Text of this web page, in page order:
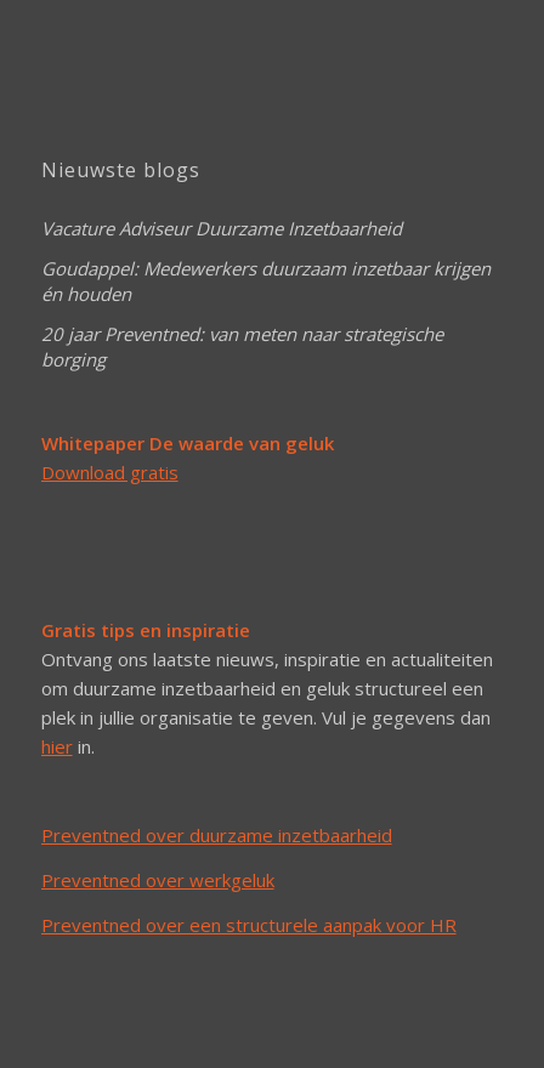
Nieuwste blogs
Vacature Adviseur Duurzame Inzetbaarheid
Goudappel: Medewerkers duurzaam inzetbaar krijgen
én houden
20 jaar Preventned: van meten naar strategische
borging
Whitepaper De waarde van geluk
Download gratis
Gratis tips en inspiratie
Ontvang ons laatste nieuws, inspiratie en actualiteiten
om duurzame inzetbaarheid en geluk structureel een
plek in jullie organisatie te geven. Vul je gegevens dan
hierin.
Preventned over duurzame inzetbaarheid
Preventned over werkgeluk
Preventned over een structurele aanpak voor HR